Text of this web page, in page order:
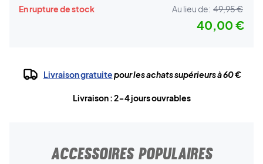
En rupture de stock Au lieu de: 49,95 €
40,00 €
Livraison gratuitepour les achats supérieurs à 60 €
Livraison : 2-4 jours ouvrables
ACCESSOIRES POPULAIRES